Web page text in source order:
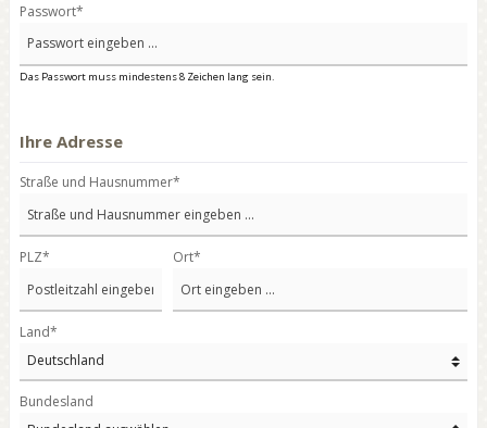
Passwort*
Das Passwort muss mindestens 8 Zeichen lang sein.
Ihre Adresse
Straße und Hausnummer*
PLZ* Ort*
Land*
Bundesland